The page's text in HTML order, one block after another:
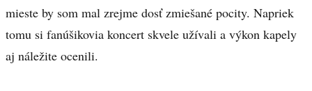
mieste by som mal zrejme dosť zmiešané pocity. Napriek
tomu si fanúšikovia koncert skvele užívali a výkon kapely
aj náležite ocenili.